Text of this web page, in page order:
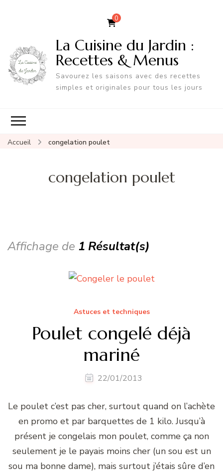
0
La Cuisine du Jardin :
Recettes & Menus
Savourez les saisons avec des recettes
simples et originales pour tous les jours
Accueil congelation poulet
congelation poulet
Affichage de 1 Résultat(s)
Astuces et techniques
Poulet congelé déjà
mariné
22/01/2013
Le poulet c’est pas cher, surtout quand on l’achète
en promo et par barquettes de 1 kilo. Jusqu’à
présent je congelais mon poulet, comme ça non
seulement je le payais moins cher (un sou est un
sou ma bonne dame), mais surtout j’étais sûre d’en